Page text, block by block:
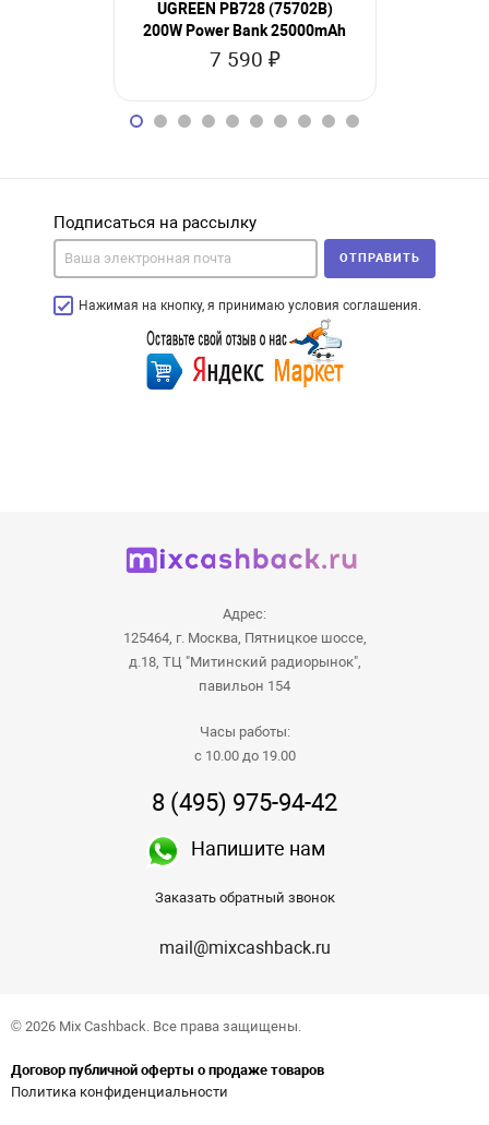
UGREEN PB728 (75702B)
200W Power Bank 25000mAh
7 590 ₽
Подписаться на рассылку
Нажимая на кнопку, я принимаю условия соглашения.
ОТПРАВИТЬ
Адрес:
125464, г. Москва, Пятницкое шоссе,
д.18, ТЦ "Митинский радиорынок",
павильон 154
Часы работы:
с 10.00 до 19.00
8 (495) 975-94-42
Напишите нам
Заказать обратный звонок
mail@mixcashback.ru
© 2026 Mix Cashback. Все права защищены.
Договор публичной оферты о продаже товаров
Политика конфиденциальности